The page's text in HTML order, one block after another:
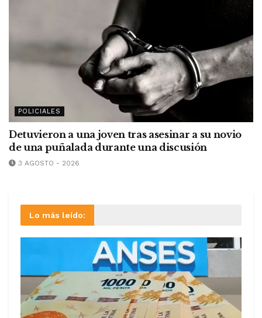
POLICIALES
Detuvieron a una joven tras asesinar a su novio
de una puñalada durante una discusión
3 AGOSTO - 2026
Lo más leído: